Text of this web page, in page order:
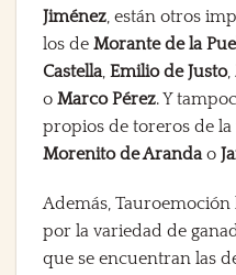
Jiménez, están otros
los de Morante de la
Castella, Emilio de Justo,
o Marco Pérez. Y
propios de toreros de
Morenito de Arandao
Además, Tauroemoción
por la variedad de
que se encuentran las